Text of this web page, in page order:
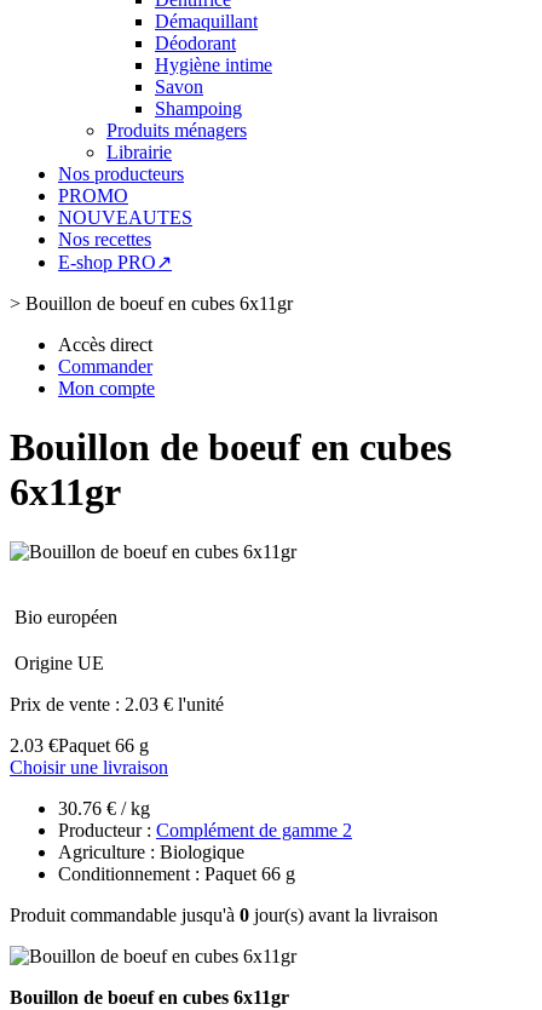
Démaquillant
Déodorant
Hygiène intime
Savon
Shampoing
Produits ménagers
Librairie
Nos producteurs
PROMO
NOUVEAUTES
Nos recettes
E-shop PRO↗
> Bouillon de boeuf en cubes 6x11gr
Accès direct
Commander
Mon compte
Bouillon de boeuf en cubes
6x11gr
Bio européen
Origine UE
Prix de vente : 2.03 € l'unité
2.03 €Paquet 66 g
Choisir une livraison
30.76 € / kg
Producteur : Complément de gamme 2
Agriculture : Biologique
Conditionnement : Paquet 66 g
Produit commandable jusqu'à 0 jour(s) avant la livraison
Bouillon de boeuf en cubes 6x11gr